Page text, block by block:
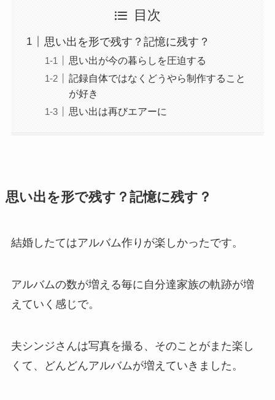
目次
思い出を形で残す？記憶に残す？
思い出が今の暮らしを圧迫する
記録自体ではなくどうやら制作すること
が好き
思い出は再びエアーに
思い出を形で残す？記憶に残す？
結婚したてはアルバム作りが楽しかったです。
アルバムの数が増える毎に自分達家族の軌跡が増
えていく感じで。
夫シンジさんは写真を撮る、そのことがまた楽し
くて、どんどんアルバムが増えていきました。